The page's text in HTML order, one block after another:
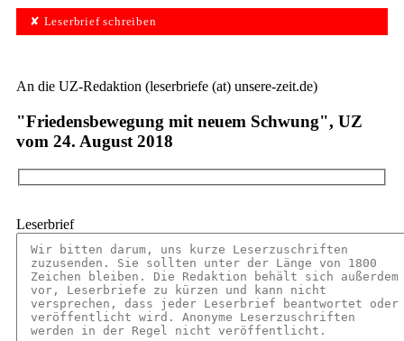
✘ Leserbrief schreiben
An die UZ-Redaktion (leserbriefe (at) unsere-zeit.de)
"Friedensbewegung mit neuem Schwung", UZ
vom 24. August 2018
Leserbrief